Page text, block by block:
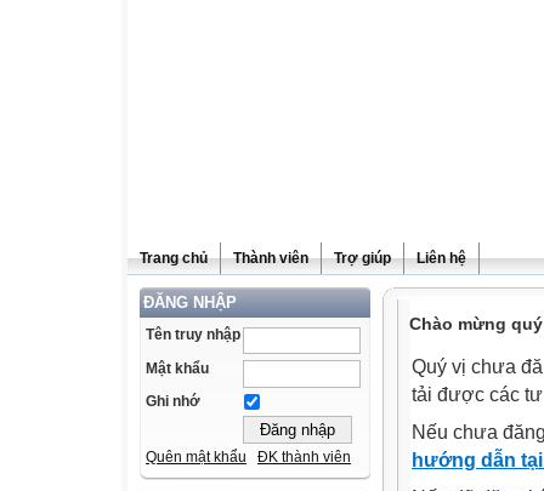
Trang chủ Thành viên Trợ giúp Liên hệ
ĐĂNG NHẬP
Tên truy nhập
Mật khẩu
Ghi nhớ
Quên mật khẩu ĐK thành viên
Chào mừng
Quý vị chưa
tải được các
Nếu chưa
hướng dẫn